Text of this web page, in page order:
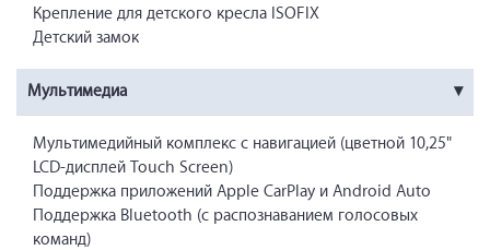
Крепление для детского кресла ISOFIX
Детский замок
Мультимедиа
Мультимедийный комплекс с навигацией (цветной 10,25"
LCD-дисплей Touch Screen)
Поддержка приложений Apple CarPlay и Android Auto
Поддержка Bluetooth (с распознаванием голосовых
команд)